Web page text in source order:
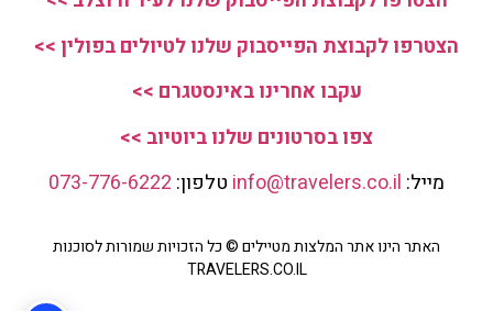
הצטרפו לקבוצת הפייסבוק שלנו לטיולים בפולין >>
עקבו אחרינו באינסטגרם >>
צפו בסרטונים שלנו ביוטיוב >>
מייל:
טלפון: 073-776-6222
האתר הינו אתר המלצות מטיילים © כל הזכויות שמורות לסוכנות
TRAVELERS.CO.IL